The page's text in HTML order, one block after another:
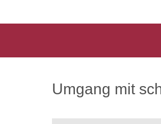
Umgang mit